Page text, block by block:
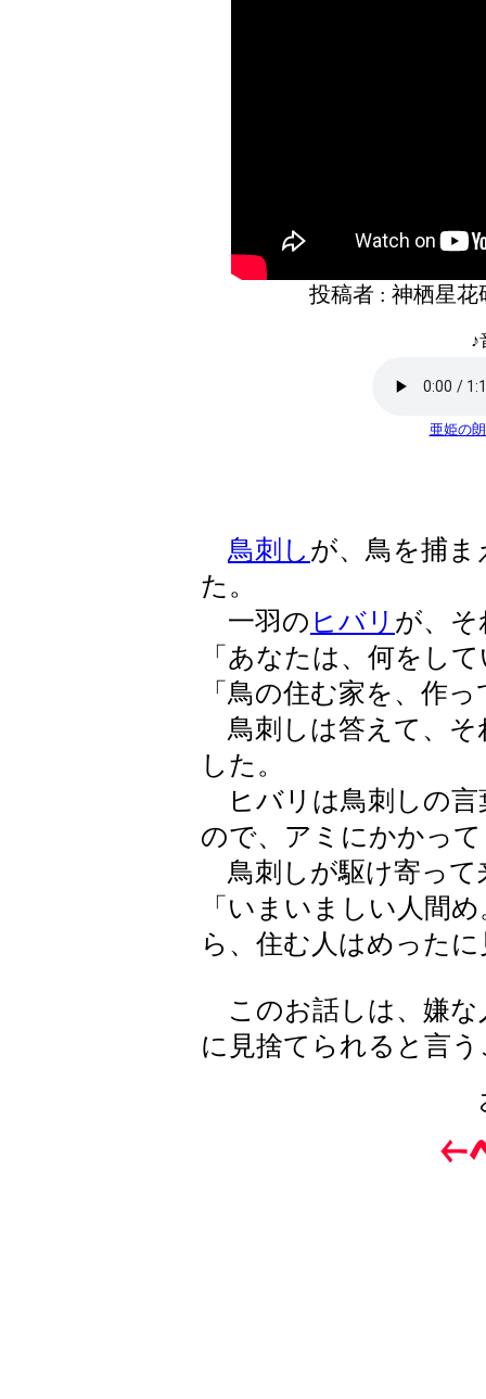
投稿者 : 神栖星
♪
亜姫の
鳥刺し が、鳥を捕
た。
一羽の ヒバリ が、
「あなたは、何をし
「鳥の住む家を、作
鳥刺しは答えて、そ
した。
ヒバリは鳥刺しの言
ので、アミにかかっ
鳥刺しが駆け寄って
「いまいましい人間
ら、住む人はめった
このお話しは、嫌な
に見捨てられると言